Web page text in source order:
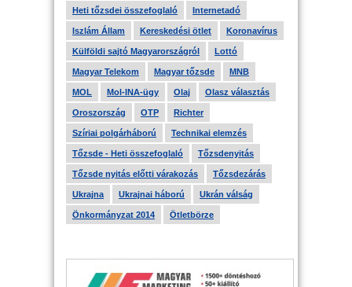
Heti tőzsdei összefoglaló Internetadó
Iszlám Állam Kereskedési ötlet Koronavírus
Külföldi sajtó Magyarországról Lottó
Magyar Telekom Magyar tőzsde MNB
MOL Mol-INA-ügy Olaj Olasz választás
Oroszország OTP Richter
Szíriai polgárháború Technikai elemzés
Tőzsde - Heti összefoglaló Tőzsdenyitás
Tőzsde nyitás előtti várakozás Tőzsdezárás
Ukrajna Ukrajnai háború Ukrán válság
Önkormányzat 2014 Ötletbörze